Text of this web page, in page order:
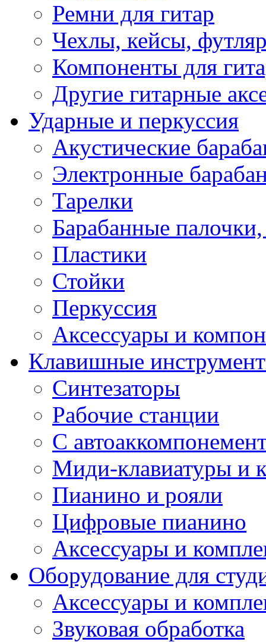
Ремни для гитар
Чехлы, кейсы,
Компоненты для
Другие гитарные
Ударные и перкуссия
Акустические
Электронные
Тарелки
Барабанные
Пластики
Стойки
Перкуссия
Аксессуары и
Клавишные
Синтезаторы
Рабочие станции
С
Миди-клавиатуры и
Пианино и рояли
Цифровые пианино
Аксессуары и
Оборудование для
Аксессуары и
Звуковая обработка